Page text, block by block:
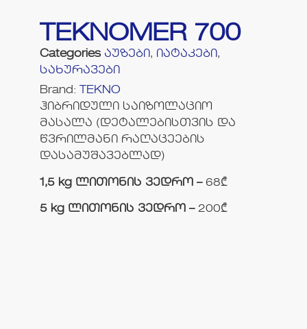
TEKNOMER 700
Categories აუზები, იატაკები,
სახურავები
Brand:
TEKNO
ჰიბრიდული საიზოლაციო
მასალა (დეტალებისთვის და
წვრილმანი რაღაცეების
დასამუშავებლად)
1,5 kg ლითონის ვედრო – 68₾
5 kg ლითონის ვედრო – 200₾